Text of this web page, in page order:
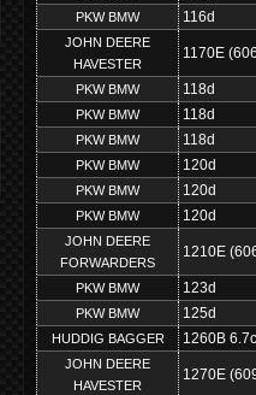
PKW BMW 116d
JOHN DEERE
HAVESTER
1170E
PKW BMW 118d
PKW BMW 118d
PKW BMW 118d
PKW BMW 120d
PKW BMW 120d
PKW BMW 120d
JOHN DEERE
FORWARDERS
1210E
PKW BMW 123d
PKW BMW 125d
HUDDIG BAGGER 1260B
JOHN DEERE
HAVESTER
1270E